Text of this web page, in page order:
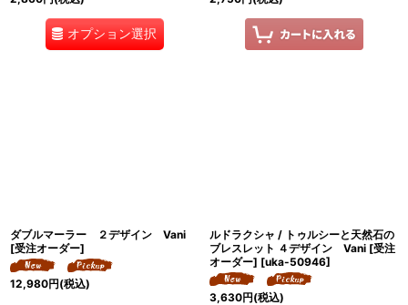
オプション選択
ダブルマーラー ２デザイン Vani
[受注オーダー]
12,980円(税込)
ルドラクシャ / トゥルシーと天然石の
ブレスレット ４デザイン Vani [受注
オーダー] [uka-50946]
3,630円(税込)